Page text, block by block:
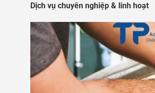
Dịch vụ chuyên nghiệp & linh hoạt